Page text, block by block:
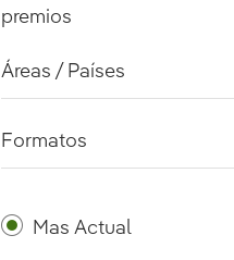
premios
Áreas / Países
Formatos
Mas Actual